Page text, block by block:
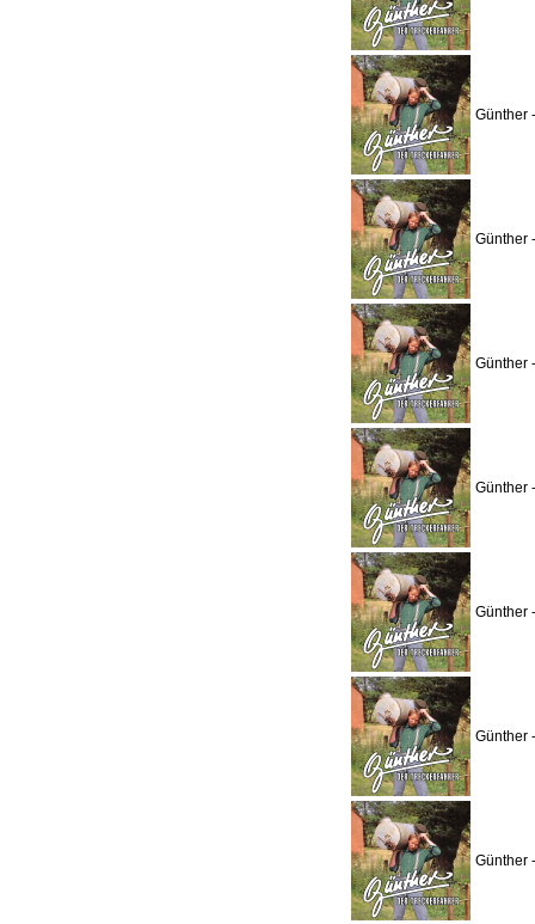
Günther
Günther
Günther
Günther
Günther
Günther
Günther